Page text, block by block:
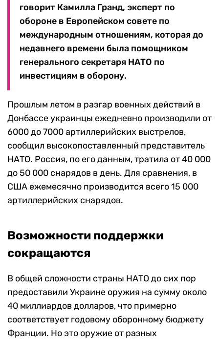
говорит Камилла Гранд, эксперт по
обороне в Европейском совете по
международным отношениям, которая до
недавнего времени была помощником
генерального секретаря НАТО по
инвестициям в оборону.
Прошлым летом в разгар военных действий в
Донбассе украинцы ежедневно производили от
6000 до 7000 артиллерийских выстрелов,
сообщил высокопоставленный представитель
НАТО. Россия, по его данным, тратила от 40 000
до 50 000 снарядов в день. Для сравнения, в
США ежемесячно производится всего 15 000
артиллерийских снарядов.
Возможности поддержки
сокращаются
В общей сложности страны НАТО до сих пор
предоставили Украине оружия на сумму около
40 миллиардов долларов, что примерно
соответствует годовому оборонному бюджету
Франции. Но это оружие от разных